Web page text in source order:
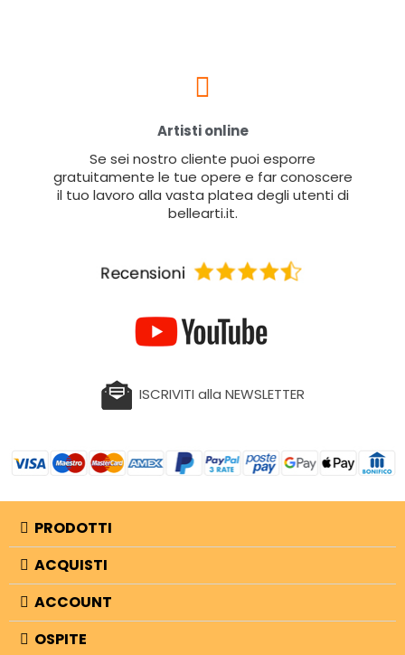
Artisti online
Se sei nostro cliente puoi esporre
gratuitamente le tue opere e far conoscere
il tuo lavoro alla vasta platea degli utenti di
bellearti.it.
ISCRIVITI alla NEWSLETTER
PRODOTTI
ACQUISTI
ACCOUNT
OSPITE